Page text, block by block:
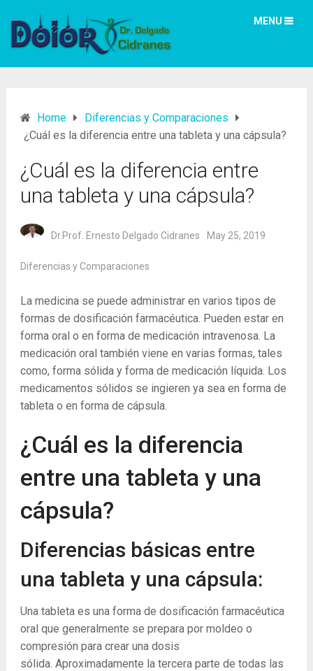
MENU
Home
Diferencias y Comparaciones
¿Cuál es la diferencia entre una tableta y una cápsula?
¿Cuál es la diferencia entre
una tableta y una cápsula?
Dr.Prof. Ernesto Delgado Cidranes May 25, 2019
Diferencias y Comparaciones
La medicina se puede administrar en varios tipos de
formas de dosificación farmacéutica. Pueden estar en
forma oral o en forma de medicación intravenosa. La
medicación oral también viene en varias formas, tales
como, forma sólida y forma de medicación líquida. Los
medicamentos sólidos se ingieren ya sea en forma de
tableta o en forma de cápsula.
¿Cuál es la diferencia
entre una tableta y una
cápsula?
Diferencias básicas entre
una tableta y una cápsula:
Una tableta es una forma de dosificación farmacéutica
oral que generalmente se prepara por moldeo o
compresión para crear una dosis
sólida. Aproximadamente la tercera parte de todas las